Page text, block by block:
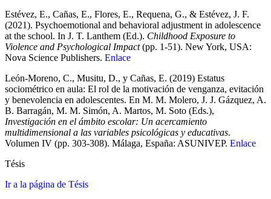
Estévez, E., Cañas, E., Flores, E., Requena, G., & Estévez, J. F.
(2021). Psychoemotional and behavioral adjustment in adolescence
at the school. In J. T. Lanthem (Ed.). Childhood Exposure to
Violence and Psychological Impact(pp. 1-51). New York, USA:
Nova Science Publishers. Enlace
León-Moreno, C., Musitu, D., y Cañas, E. (2019) Estatus
sociométrico en aula: El rol de la motivación de venganza, evitación
y benevolencia en adolescentes. En M. M. Molero, J. J. Gázquez, A.
B. Barragán, M. M. Simón, A. Martos, M. Soto (Eds.),
Investigación en el ámbito escolar: Un acercamiento
multidimensional a las variables psicológicas y educativas.
Volumen IV (pp. 303-308). Málaga, España: ASUNIVEP. Enlace
Tésis
Ir a la página de Tésis